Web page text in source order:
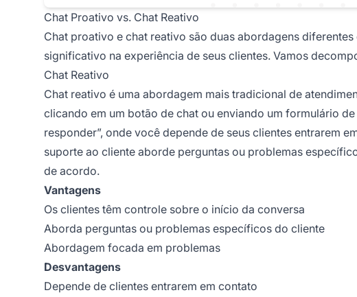
Chat Proativo vs. Chat Reativo
Chat proativo e chat reativo são duas abordagens
significativo na experiência de seus clientes. Vamos
Chat Reativo
Chat reativo é uma abordagem mais tradicional de
clicando em um botão de chat ou enviando um formulário
responder”, onde você depende de seus clientes entrarem
suporte ao cliente aborde perguntas ou problemas
de acordo.
Vantagens
Os clientes têm controle sobre o início da conversa
Aborda perguntas ou problemas específicos do cliente
Abordagem focada em problemas
Desvantagens
Depende de clientes entrarem em contato